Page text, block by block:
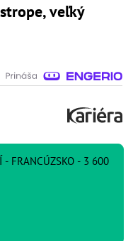
veľký
- FRANCÚZSKO - 3 600